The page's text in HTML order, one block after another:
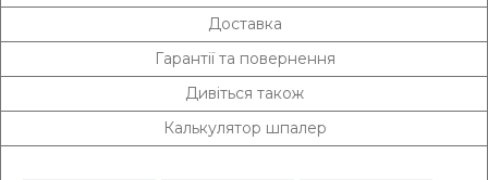
Доставка
Гарантії та повернення
Дивіться також
Калькулятор шпалер